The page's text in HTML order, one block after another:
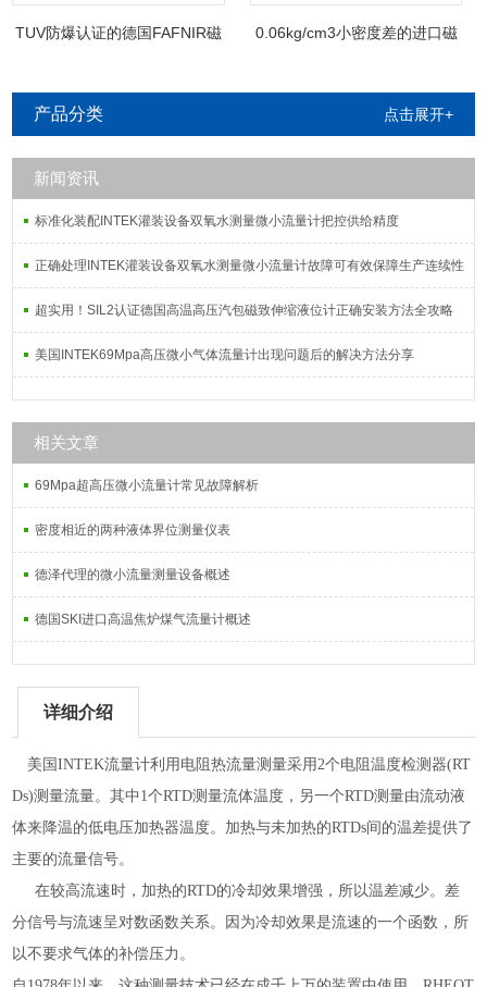
TUV防爆认证的德国FAFNIR磁
0.06kg/cm3小密度差的进口磁
产品分类 点击展开+
新闻资讯
标准化装配INTEK灌装设备双氧水测量微小流量计把控供给精度
正确处理INTEK灌装设备双氧水测量微小流量计故障可有效保障生产连续性
超实用！SIL2认证德国高温高压汽包磁致伸缩液位计正确安装方法全攻略
美国INTEK69Mpa高压微小气体流量计出现问题后的解决方法分享
相关文章
69Mpa超高压微小流量计常见故障解析
密度相近的两种液体界位测量仪表
德泽代理的微小流量测量设备概述
德国SKI进口高温焦炉煤气流量计概述
详细介绍
美国INTEK流量计利用电阻热流量测量采用2个电阻温度检测器(RT
Ds)测量流量。其中 1个RTD测量流体温度，另一个RTD测量由流动液
体来降温的低电压加热器温度。加热与未加热的RTDs间的温差提供了
主要的流量信号。
在较高流速时，加热的RTD的冷却效果增强，所以温差减少。差
分信号与流速呈对数函数关系。因为冷却效果是流速的一个函数，所
以不要求气体的补偿压力。